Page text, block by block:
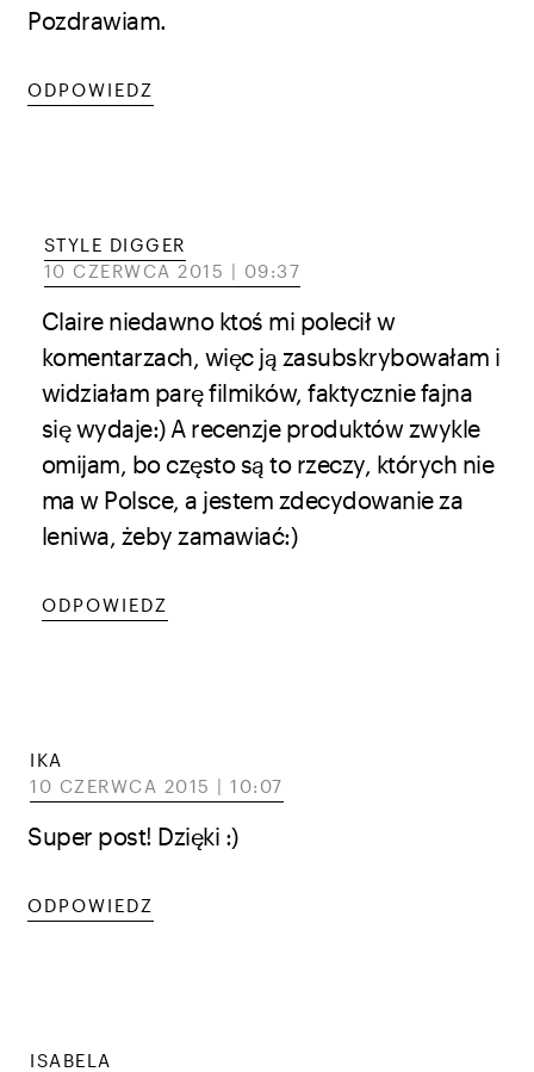
Pozdrawiam.
ODPOWIEDZ
STYLE DIGGER
10 CZERWCA 2015 | 09:37
Claire niedawno ktoś mi polecił w
komentarzach, więc ją zasubskrybowałam i
widziałam parę filmików, faktycznie fajna
się wydaje:) A recenzje produktów zwykle
omijam, bo często są to rzeczy, których nie
ma w Polsce, a jestem zdecydowanie za
leniwa, żeby zamawiać:)
ODPOWIEDZ
IKA
10 CZERWCA 2015 | 10:07
Super post! Dzięki :)
ODPOWIEDZ
ISABELA